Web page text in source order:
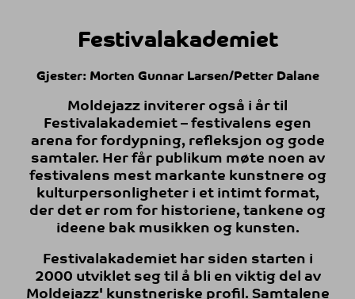
Festivalakademiet
Gjester: Morten Gunnar Larsen/Petter Dalane
Moldejazz inviterer også i år til
Festivalakademiet – festivalens egen
arena for fordypning, refleksjon og gode
samtaler. Her får publikum møte noen av
festivalens mest markante kunstnere og
kulturpersonligheter i et intimt format,
der det er rom for historiene, tankene og
ideene bak musikken og kunsten.
Festivalakademiet har siden starten i
2000 utviklet seg til å bli en viktig del av
Moldejazz' kunstneriske profil. Samtalene